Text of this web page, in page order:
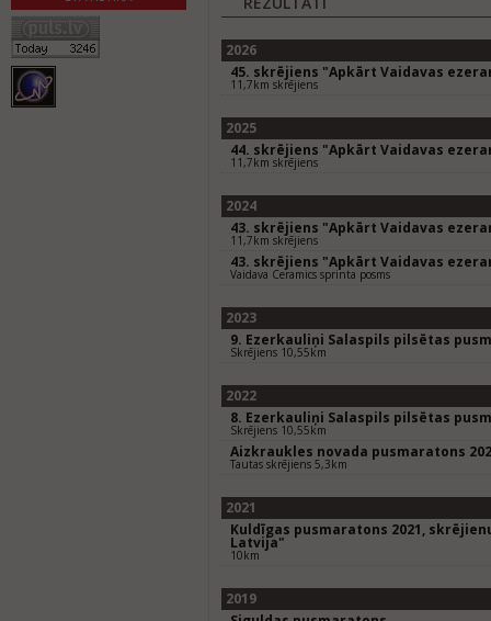
2026
45. skrējiens "Apkārt Vaidavas
11,7km skrējiens
2025
44. skrējiens "Apkārt Vaidavas
11,7km skrējiens
2024
43. skrējiens "Apkārt Vaidavas
11,7km skrējiens
43. skrējiens "Apkārt Vaidavas
Vaidava Ceramics sprinta posms
2023
9. Ezerkauliņi Salaspils pilsētas
Skrējiens 10,55km
2022
8. Ezerkauliņi Salaspils pilsētas
Skrējiens 10,55km
Aizkraukles novada pusmaratons
Tautas skrējiens 5,3km
2021
Kuldīgas pusmaratons 2021,
Latvija"
10km
2019